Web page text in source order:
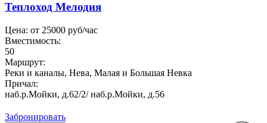
Теплоход Мелодия
Цена: от 25000 руб/час
Вместимость:
50
Маршрут:
Реки и каналы, Нева, Малая и Большая Невка
Причал:
наб.р.Мойки, д.62/2/ наб.р.Мойки, д.56
Забронировать